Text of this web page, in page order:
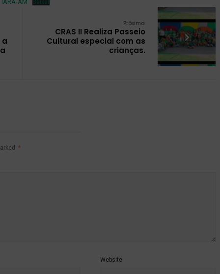
AM Baixar
a
Próximo:
CRAS II Realiza Passeio
Cultural especial com as
crianças.
*
Website